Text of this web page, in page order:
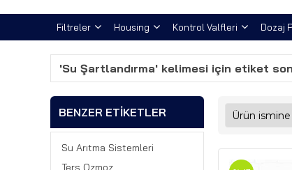
Filtreler Housing Kontrol Valfleri Dozaj
'Su Şartlandırma' kelimesi için etiket
BENZER ETIKETLER
Su Arıtma Sistemleri
Ters Ozmoz